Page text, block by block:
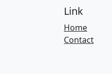
Link
Home
Contact